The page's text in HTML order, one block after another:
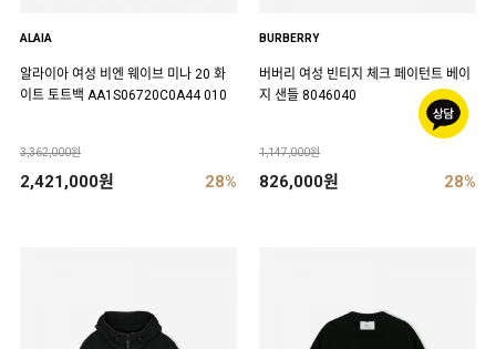
ALAIA
알라이아 여성 비엔 웨이브 미나 20 화
이트 토트백 AA1S06720C0A44 010
3,362,000원
2,421,000원 28%
BURBERRY
버버리 여성 빈티지 체크 페이턴트 베이
지 샌들 8046040
1,147,000원
826,000원 28%